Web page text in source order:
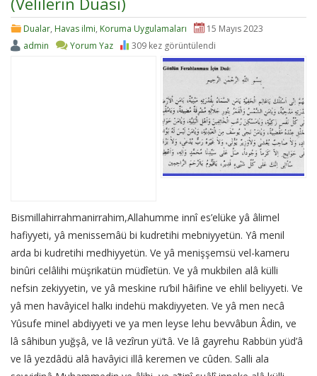
Dualar, Havas ilmi, Koruma Uygulamaları
15 Mayıs 2023
admin
Yorum Yaz 309 kez görüntülendi
Bismillahirrahmanirrahim,Allahumme innî es’elüke yâ âlimel
hafiyyeti, yâ menissemâü bi kudretihi mebniyyetün. Yâ menil
arda bi kudretihi medhiyyetün. Ve yâ menişşemsü vel-kameru
binûri celâlihi müşrikatün müdîetün. Ve yâ mukbilen alâ külli
nefsin zekiyyetin, ve yâ meskine ru’bil hâifine ve ehlil beliyyeti. Ve
yâ men havâyicel halkı indehü makdiyyeten. Ve yâ men necâ
Yûsufe minel abdiyyeti ve ya men leyse lehu bevvâbun Âdin, ve
lâ sâhibun yuğşâ, ve lâ vezîrun yü’tâ. Ve lâ gayrehu Rabbün yüd’â
ve lâ yezdâdü alâ havâyici illâ keremen ve cûden. Salli ala